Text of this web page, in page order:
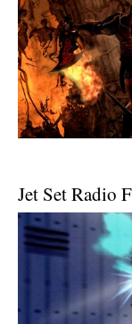
Jet Set Radio